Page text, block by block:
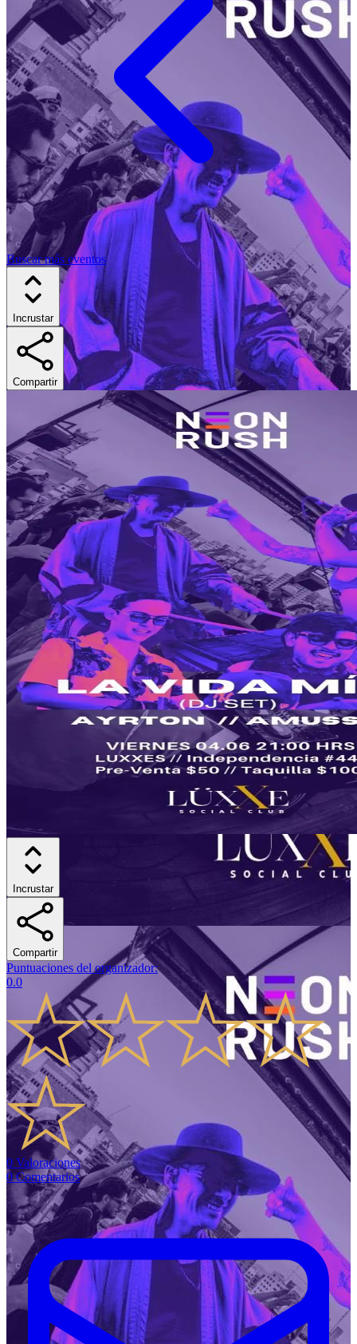
Buscar más eventos
Incrustar
Compartir
Incrustar
Compartir
Puntuaciones del organizador:
0.0
0 Valoraciones
0 Comentarios